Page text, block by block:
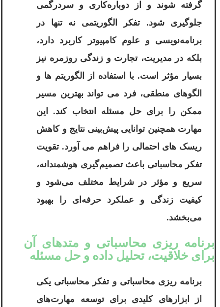
گرفته شوند و از دوباره‌کاری و سردرگمی
جلوگیری شود. تفکر الگوریتمی نه تنها در
برنامه‌نویسی و علوم کامپیوتر کاربرد دارد،
بلکه در مدیریت، تجارت و زندگی روزمره نیز
بسیار مؤثر است. با استفاده از الگوریتم‌ ها و
الگوهای منطقی، فرد می ‌تواند بهترین مسیر
ممکن را برای حل مسئله انتخاب کند. این
مهارت همچنین توانایی پیش‌بینی نتایج و کاهش
ریسک ‌های احتمالی را فراهم می ‌آورد. تقویت
تفکر محاسباتی باعث تصمیم‌گیری هوشمندانه،
سریع و مؤثر در شرایط مختلف می‌شود و
کیفیت زندگی و عملکرد حرفه‌ای را بهبود
می‌بخشد.
برنامه ریزی محاسباتی و متدهای آن
برای خلاقیت، تحلیل داده و حل مسئله
برنامه ریزی محاسباتی و تفکر محاسباتی یکی
از ابزارهای کلیدی برای توسعه مهارت‌های